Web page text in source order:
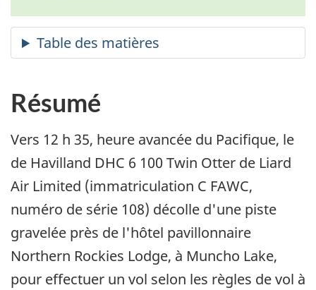
Résumé
Vers 12 h 35, heure avancée du Pacifique, le
de Havilland DHC 6 100 Twin Otter de Liard
Air Limited (immatriculation C FAWC,
numéro de série 108) décolle d'une piste
gravelée près de l'hôtel pavillonnaire
Northern Rockies Lodge, à Muncho Lake,
pour effectuer un vol selon les règles de vol à